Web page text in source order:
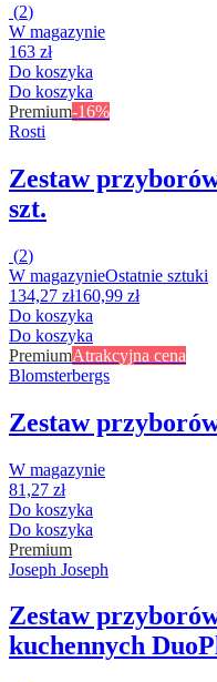
(2)
W magazynie
163 zł
Do koszyka
Do koszyka
Premium-16%
Rosti
Zestaw
szt.
(2)
W magazynieOstatnie sztuki
134,27 zł160,99 zł
Do koszyka
Do koszyka
PremiumAtrakcyjna cena
Blomsterbergs
Zestaw
W magazynie
81,27 zł
Do koszyka
Do koszyka
Premium
Joseph Joseph
Zestaw
kuchennych Duo